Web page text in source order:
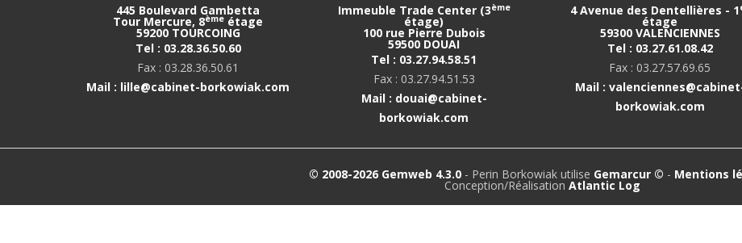
445 Boulevard Gambetta
Tour Mercure, 8ème étage
59200 TOURCOING
Tel : 03.28.36.50.60
Fax : 03.28.36.50.61
Mail : lille@cabinet-borkowiak.com
Immeuble Trade Center (3ème
étage)
100 rue Pierre Dubois
59500 DOUAI
Tel : 03.27.94.58.51
Fax : 03.27.94.51.53
Mail : douai@cabinet-
borkowiak.com
4 Avenue des Dentellières - 1
étage
59300 VALENCIENNES
Tel : 03.27.61.08.42
Fax : 03.27.57.69.65
Mail :
borkowiak.com
© 2008-2026 Gemweb 4.3.0 - Perin Borkowiak utilise Gemarcur © - Mentions
Conception/Réalisation Atlantic Log